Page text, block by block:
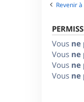
Revenir
Vous ne
Vous ne
Vous ne
Vous ne